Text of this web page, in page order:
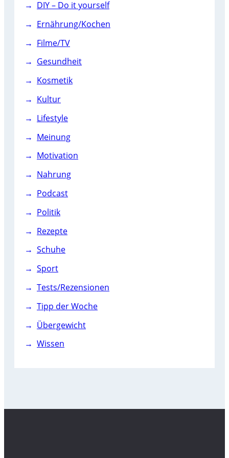
DIY – Do it yourself
Ernährung/Kochen
Filme/TV
Gesundheit
Kosmetik
Kultur
Lifestyle
Meinung
Motivation
Nahrung
Podcast
Politik
Rezepte
Schuhe
Sport
Tests/Rezensionen
Tipp der Woche
Übergewicht
Wissen